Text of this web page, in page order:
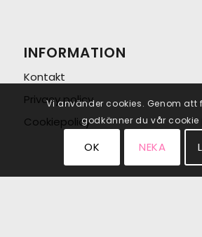
INFORMATION
Kontakt
Privacy policy
Cookiepolicy
Vi använder cookies. Genom att
godkänner du vår cookie
OK NEKA